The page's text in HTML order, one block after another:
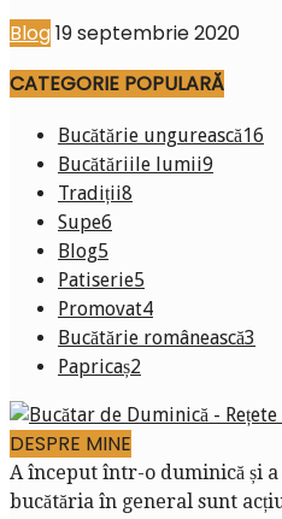
Blog19 septembrie 2020
CATEGORIE POPULARĂ
Bucătărie ungurească16
Bucătăriile lumii9
Tradiții8
Supe6
Blog5
Patiserie5
Promovat4
Bucătărie românească3
Papricaș2
DESPRE MINE
A început într-o duminică și
bucătăria în general sunt